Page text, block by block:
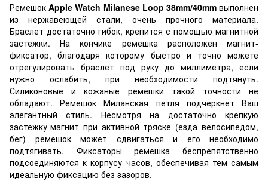
РемешокApple Watch Milanese Loop 38mm/40mmвыполнен
из нержавеющей стали, очень прочного материала.
Браслет достаточно гибок, крепится с помощью магнитной
застежки. На кончике ремешка расположен магнит-
фиксатор, благодаря которому быстро и точно можете
отрегулировать браслет под руку до миллиметра, если
нужно ослабить, при необходимости подтянуть.
Силиконовые и кожаные ремешки такой точности не
обладают. Ремешок Миланская петля подчеркнет Ваш
элегантный стиль. Несмотря на достаточно крепкую
застежку-магнит при активной тряске (езда велосипедом,
бег) ремешок может сдвигаться и его необходимо
подтягивать. Фиксаторы ремешка беспрепятственно
подсоединяются к корпусу часов, обеспечивая тем самым
идеальную фиксацию без зазоров.